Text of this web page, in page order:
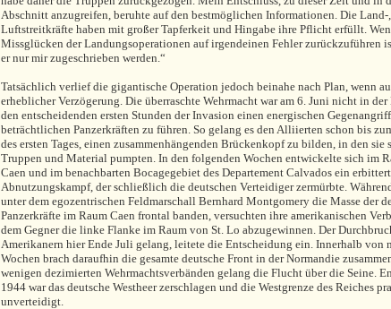
Abschnitt anzugreifen, beruhte auf den bestmöglichen Informationen. Die Land-
Luftstreitkräfte haben mit großer Tapferkeit und Hingabe ihre Pflicht erfüllt.
Missglücken der Landungsoperationen auf irgendeinen Fehler zurückzuführen
er nur mir zugeschrieben werden.“
Tatsächlich verlief die gigantische Operation jedoch beinahe nach Plan, wenn
erheblicher Verzögerung. Die überraschte Wehrmacht war am 6. Juni nicht in der
den entscheidenden ersten Stunden der Invasion einen energischen
beträchtlichen Panzerkräften zu führen. So gelang es den Alliierten schon bis
des ersten Tages, einen zusammenhängenden Brückenkopf zu bilden, in den sie
Truppen und Material pumpten. In den folgenden Wochen entwickelte sich im
Caen und im benachbarten Bocagegebiet des Departement Calvados ein
Abnutzungskampf, der schließlich die deutschen Verteidiger zermürbte.
unter dem egozentrischen Feldmarschall Bernhard Montgomery die Masse der
Panzerkräfte im Raum Caen frontal banden, versuchten ihre amerikanischen
dem Gegner die linke Flanke im Raum von St. Lo abzugewinnen. Der
Amerikanern hier Ende Juli gelang, leitete die Entscheidung ein. Innerhalb von
Wochen brach daraufhin die gesamte deutsche Front in der Normandie
wenigen dezimierten Wehrmachtsverbänden gelang die Flucht über die Seine.
1944 war das deutsche Westheer zerschlagen und die Westgrenze des Reiches
unverteidigt.